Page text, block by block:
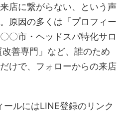
店に繋がらない、という声
原因の多くは「プロフィー
〇市・ヘッドスパ特化サロ
善専門」など、誰のため
けで、フォローからの来店
ールにはLINE登録のリンク